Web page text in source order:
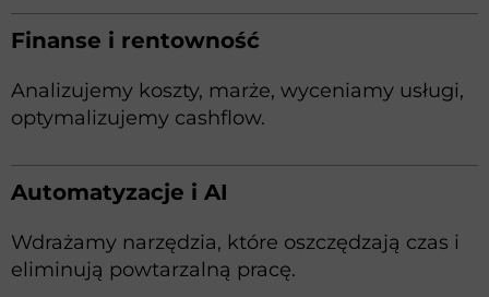
Finanse i rentowność
Analizujemy koszty, marże, wyceniamy usługi,
optymalizujemy cashflow.
Automatyzacje i AI
Wdrażamy narzędzia, które oszczędzają czas i
eliminują powtarzalną pracę.